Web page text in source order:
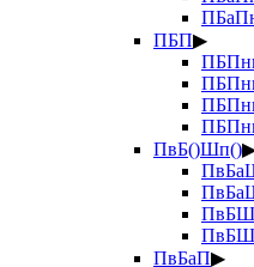
ПБП▶
ПвБ()Шп()
ПвБаП▶